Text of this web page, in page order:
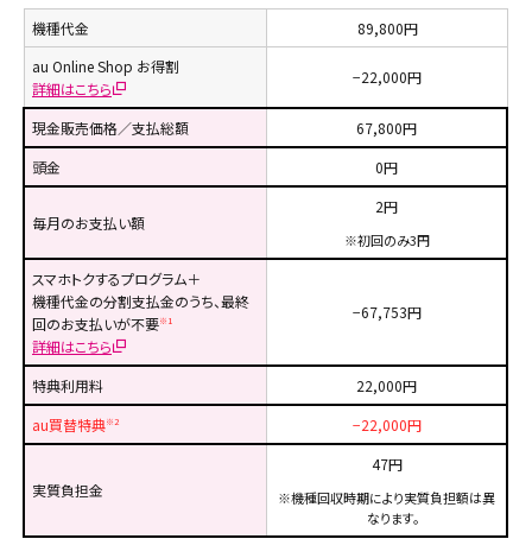
機種代金
89,800円
au Online Shop お得割
詳細はこちら
−22,000円
現金販売価格／支払総額
67,800円
頭金
0円
毎月のお支払い額
2円
※初回のみ3円
スマホトクするプログラム＋
機種代金の分割支払金のうち、最終
回のお支払いが不要※1
詳細はこちら
−67,753円
特典利用料
22,000円
au買替特典※2 −22,000円
実質負担金
47円
※機種回収時期により実質負担額は異
なります。